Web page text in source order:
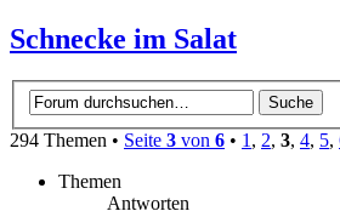
Schnecke im Salat
294 Themen • Seite 3 von 6 • 1 , 2, 3, 4, 5,
Themen
Antworten